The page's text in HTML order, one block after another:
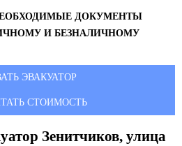
ДОКУМЕНТЫ
И БЕЗНАЛИЧНОМУ
ЭВАКУАТОР
СТОИМОСТЬ
Зенитчиков, улица